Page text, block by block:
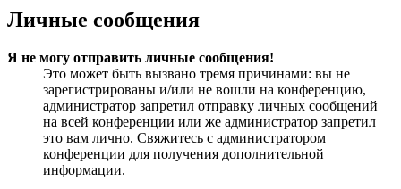
Личные сообщения
Я не могу отправить личные сообщения!
Это может быть вызвано тремя причинами: вы не
зарегистрированы и/или не вошли на конференцию,
администратор запретил отправку личных сообщений
на всей конференции или же администратор запретил
это вам лично. Свяжитесь с администратором
конференции для получения дополнительной
информации.